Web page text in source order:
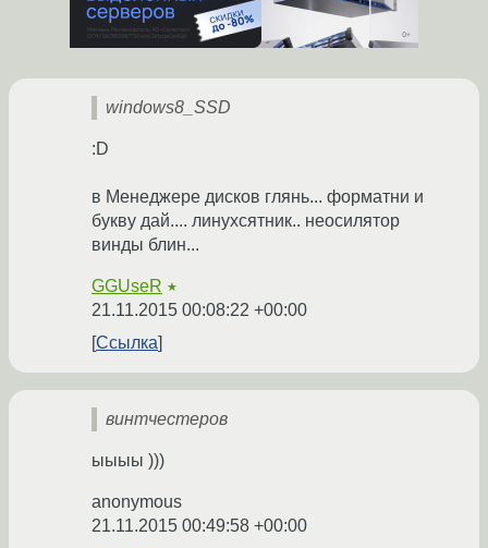
windows8_SSD
:D
в Менеджере дисков глянь... форматни и
букву дай.... линухсятник.. неосилятор
винды блин...
GGUseR ★
21.11.2015 00:08:22 +00:00
Ссылка
винтчестеров
ыыыы )))
anonymous
21.11.2015 00:49:58 +00:00